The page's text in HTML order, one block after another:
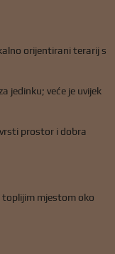
orijentirani terarij s
jedinku; veće je uvijek
prostor i dobra
toplijim mjestom oko